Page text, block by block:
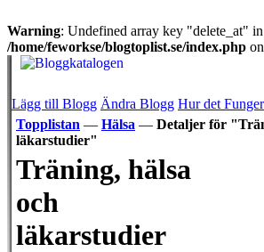
Warning: Undefined array key "delete_at" in
/home/feworkse/blogtoplist.se/index.php
Lägg till Blogg Ändra Blogg Hur det
Topplistan — Hälsa — Detaljer för
läkarstudier"
Träning, hälsa
och
läkarstudier